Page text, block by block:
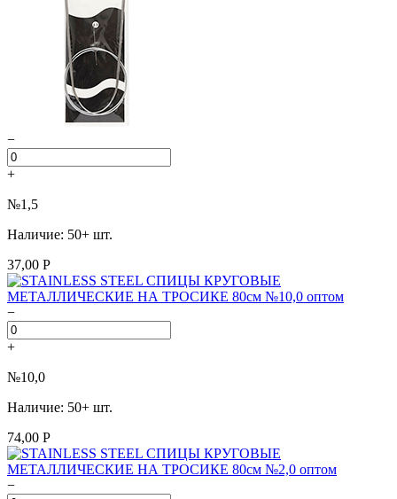
−
+
№1,5
Наличие: 50+ шт.
37,00 Р
−
+
№10,0
Наличие: 50+ шт.
74,00 Р
−